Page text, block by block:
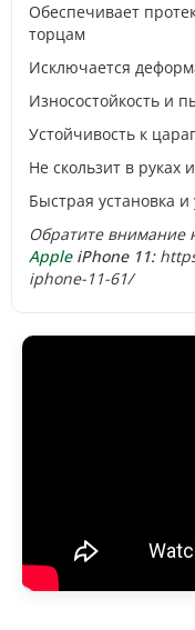
Обеспечивает
торцам
Исключается
Износостойкость и
Устойчивость к
Не скользит в руках
Быстрая установка
Обратите внимание
AppleiPhone 11:
iphone-11-61/